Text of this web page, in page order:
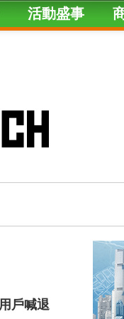
活動盛事
戶喊退